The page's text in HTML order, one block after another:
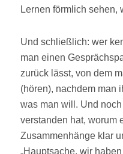
Lernen förmlich sehen,
Und schließlich: wer
man einen
zurück lässt, von dem
(hören), nachdem man
was man will. Und
verstanden hat, worum
Zusammenhänge klar
„Hauptsache, wir